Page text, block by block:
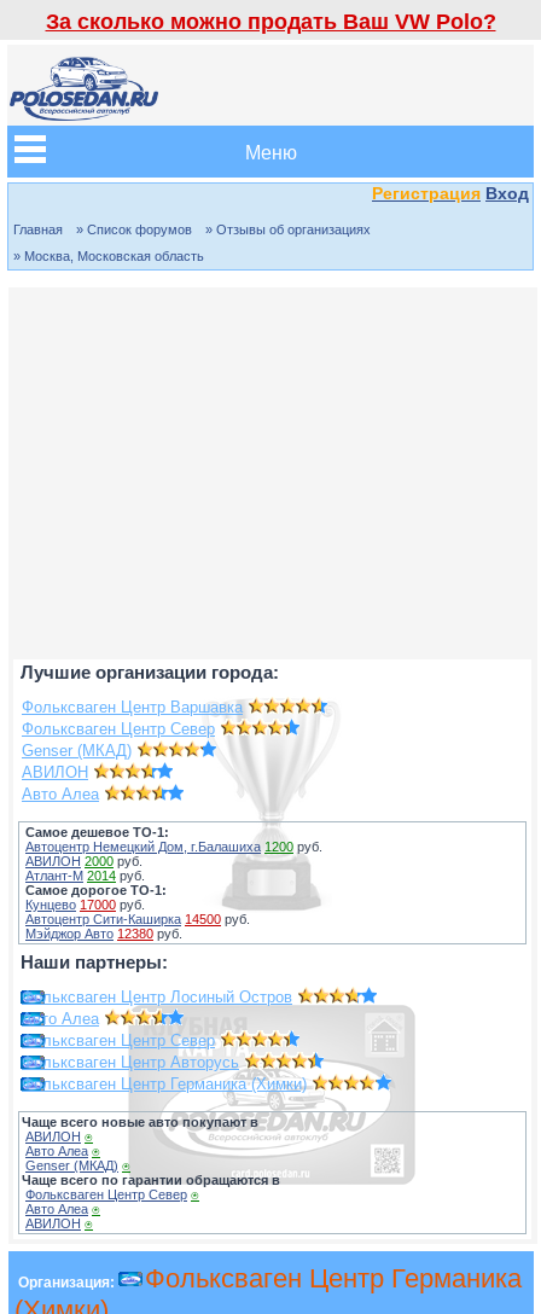
За сколько можно продать Ваш VW Polo?
Меню
Регистрация Вход
Главная » Список форумов
» Отзывы об организациях
» Москва, Московская область
Лучшие организации города:
Фольксваген Центр Варшавка
Фольксваген Центр Север
Genser (МКАД)
АВИЛОН
Авто Алеа
Самое дешевое ТО-1:
Автоцентр Немецкий Дом, г.Балашиха 1200 руб.
АВИЛОН 2000 руб.
Атлант-М 2014 руб.
Самое дорогое ТО-1:
Кунцево 17000 руб.
Автоцентр Сити-Каширка 14500 руб.
Мэйджор Авто 12380 руб.
Наши партнеры:
Фольксваген Центр Лосиный Остров
Авто Алеа
Фольксваген Центр Север
Фольксваген Центр Авторусь
Фольксваген Центр Германика (Химки)
Чаще всего новые авто покупают в
АВИЛОН ⍟
Авто Алеа ⍟
Genser (МКАД) ⍟
Чаще всего по гарантии обращаются в
Фольксваген Центр Север ⍟
Авто Алеа ⍟
АВИЛОН ⍟
Организация:
Фольксваген Центр Германика